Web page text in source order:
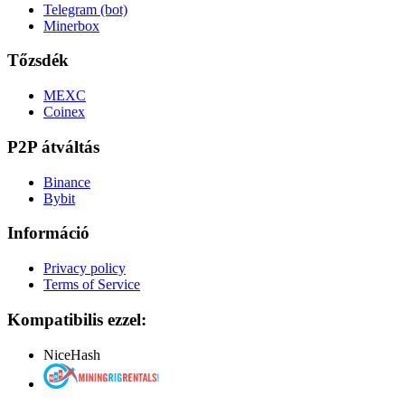
Telegram (bot)
Minerbox
Tőzsdék
MEXC
Coinex
P2P átváltás
Binance
Bybit
Információ
Privacy policy
Terms of Service
Kompatibilis ezzel:
NiceHash